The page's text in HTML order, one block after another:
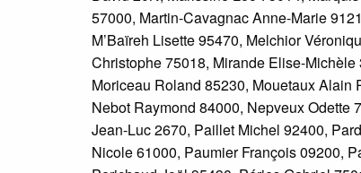
57000, Martin-Cavagnac Anne-Marie
M’Baïreh Lisette 95470, Melchior
Christophe 75018, Mirande Elise-
Moriceau Roland 85230, Mouetaux
Nebot Raymond 84000, Nepveux Odette
Jean-Luc 2670, Paillet Michel 92400,
Nicole 61000, Paumier François 09200,